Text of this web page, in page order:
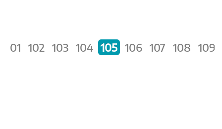
101 102 103 104 105 106 107 108 109